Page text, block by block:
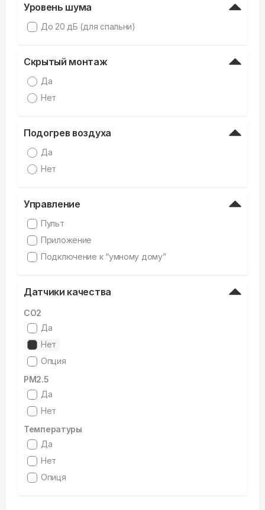
Уровень шума
До 20 дБ (для спальни)
Скрытый монтаж
Да
Нет
Подогрев воздуха
Да
Нет
Управление
Пульт
Приложение
Подключение к “умному дому”
Датчики качества
CO2
Да
Нет
Опция
PM2.5
Да
Нет
Температуры
Да
Нет
Опиця